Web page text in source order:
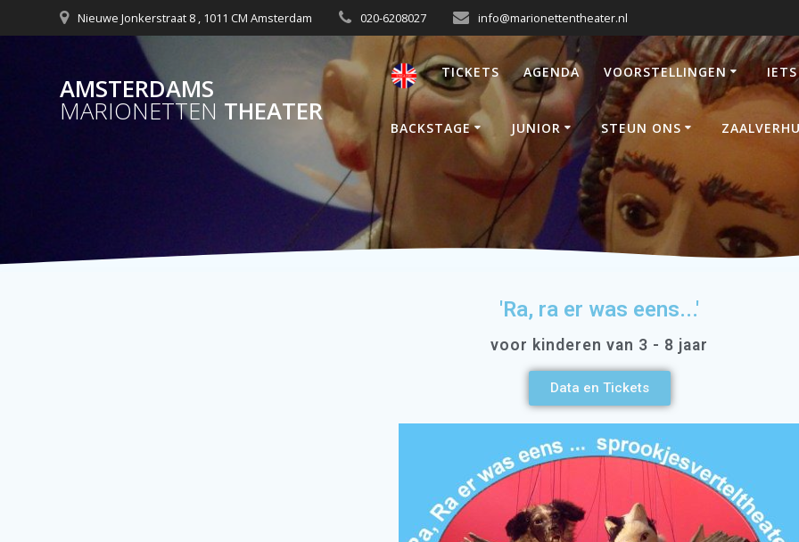
Nieuwe Jonkerstraat 8 , 1011 CM Amsterdam 020-6208027 info@marionettentheater.nl
AMSTERDAMS
MARIONETTEN THEATER
TICKETS AGENDA VOORSTELLINGEN
BACKSTAGE JUNIOR STEUN ONS
'Ra, ra er was eens...'
voor kinderen van 3 - 8 jaar
Data en Tickets